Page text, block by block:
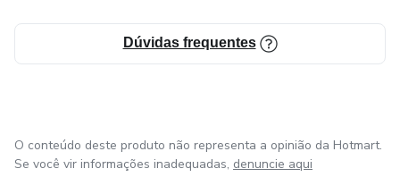
Dúvidas frequentes
O conteúdo deste produto não representa a opinião da Hotmart.
Se você vir informações inadequadas, denuncie aqui